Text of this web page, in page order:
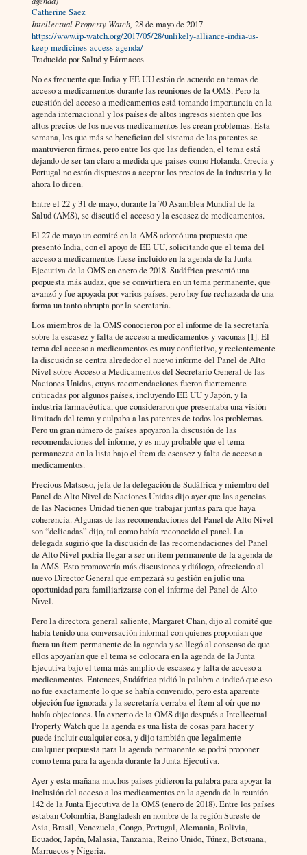
Catherine Saez
Intellectual Property Watch, 28 de mayo de 2017
https://www.ip-watch.org/2017/05/28/unlikely-alliance-india-us-
keep-medicines-access-agenda/
Traducido por Salud y Fármacos
No es frecuente que India y EE UU están de acuerdo en temas de
acceso a medicamentos durante las reuniones de la OMS. Pero la
cuestión del acceso a medicamentos está tomando importancia en la
agenda internacional y los países de altos ingresos sienten que los
altos precios de los nuevos medicamentos les crean problemas. Esta
semana, los que más se benefician del sistema de las patentes se
mantuvieron firmes, pero entre los que las defienden, el tema está
dejando de ser tan claro a medida que países como Holanda, Grecia y
Portugal no están dispuestos a aceptar los precios de la industria y lo
ahora lo dicen.
Entre el 22 y 31 de mayo, durante la 70 Asamblea Mundial de la
Salud (AMS), se discutió el acceso y la escasez de medicamentos.
El 27 de mayo un comité en la AMS adoptó una propuesta que
presentó India, con el apoyo de EE UU, solicitando que el tema del
acceso a medicamentos fuese incluido en la agenda de la Junta
Ejecutiva de la OMS en enero de 2018. Sudáfrica presentó una
propuesta más audaz, que se convirtiera en un tema permanente, que
avanzó y fue apoyada por varios países, pero hoy fue rechazada de una
forma un tanto abrupta por la secretaría.
Los miembros de la OMS conocieron por el informe de la secretaría
sobre la escasez y falta de acceso a medicamentos y vacunas [1]. El
tema del acceso a medicamentos es muy conflictivo, y recientemente
la discusión se centra alrededor el nuevo informe del Panel de Alto
Nivel sobre Acceso a Medicamentos del Secretario General de las
Naciones Unidas, cuyas recomendaciones fueron fuertemente
criticadas por algunos países, incluyendo EE UU y Japón, y la
industria farmacéutica, que consideraron que presentaba una visión
limitada del tema y culpaba a las patentes de todos los problemas.
Pero un gran número de países apoyaron la discusión de las
recomendaciones del informe, y es muy probable que el tema
permanezca en la lista bajo el ítem de escasez y falta de acceso a
medicamentos.
Precious Matsoso, jefa de la delegación de Sudáfrica y miembro del
Panel de Alto Nivel de Naciones Unidas dijo ayer que las agencias
de las Naciones Unidad tienen que trabajar juntas para que haya
coherencia. Algunas de las recomendaciones del Panel de Alto Nivel
son “delicadas” dijo, tal como había reconocido el panel. La
delegada sugirió que la discusión de las recomendaciones del Panel
de Alto Nivel podría llegar a ser un ítem permanente de la agenda de
la AMS. Esto promovería más discusiones y diálogo, ofreciendo al
nuevo Director General que empezará su gestión en julio una
oportunidad para familiarizarse con el informe del Panel de Alto
Nivel.
Pero la directora general saliente, Margaret Chan, dijo al comité que
había tenido una conversación informal con quienes proponían que
fuera un ítem permanente de la agenda y se llegó al consenso de que
ellos apoyarían que el tema se colocara en la agenda de la Junta
Ejecutiva bajo el tema más amplio de escasez y falta de acceso a
medicamentos. Entonces, Sudáfrica pidió la palabra e indicó que eso
no fue exactamente lo que se había convenido, pero esta aparente
objeción fue ignorada y la secretaría cerraba el ítem al oír que no
había objeciones. Un experto de la OMS dijo después a Intellectual
Property Watch que la agenda es una lista de cosas para hacer y
puede incluir cualquier cosa, y dijo también que legalmente
cualquier propuesta para la agenda permanente se podrá proponer
como tema para la agenda durante la Junta Ejecutiva.
Ayer y esta mañana muchos países pidieron la palabra para apoyar la
inclusión del acceso a los medicamentos en la agenda de la reunión
142 de la Junta Ejecutiva de la OMS (enero de 2018). Entre los países
estaban Colombia, Bangladesh en nombre de la región Sureste de
Asia, Brasil, Venezuela, Congo, Portugal, Alemania, Bolivia,
Ecuador, Japón, Malasia, Tanzania, Reino Unido, Túnez, Botsuana,
Marruecos y Nigeria.